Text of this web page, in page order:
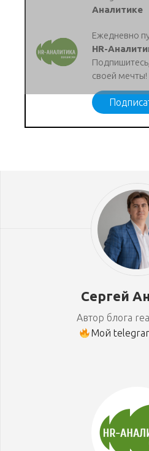
Аналитике
Ежедневно
HR-
своей мечты!
Сергей
Автор блога
Мой